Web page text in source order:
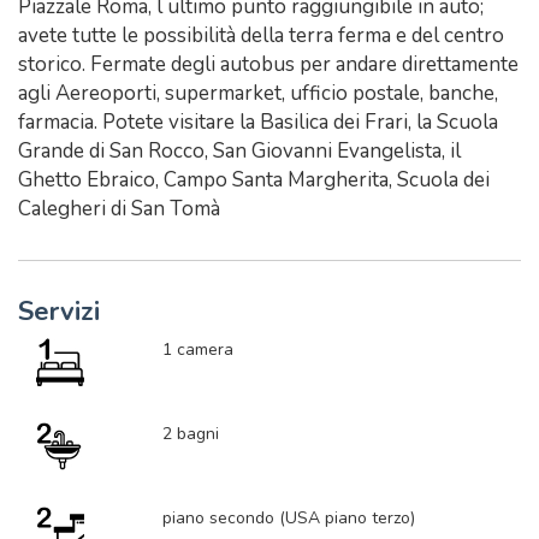
Piazzale Roma, l ultimo punto raggiungibile in auto;
avete tutte le possibilità della terra ferma e del centro
storico. Fermate degli autobus per andare direttamente
agli Aereoporti, supermarket, ufficio postale, banche,
farmacia. Potete visitare la Basilica dei Frari, la Scuola
Grande di San Rocco, San Giovanni Evangelista, il
Ghetto Ebraico, Campo Santa Margherita, Scuola dei
Calegheri di San Tomà
Servizi
1 camera
2 bagni
piano secondo (USA piano terzo)